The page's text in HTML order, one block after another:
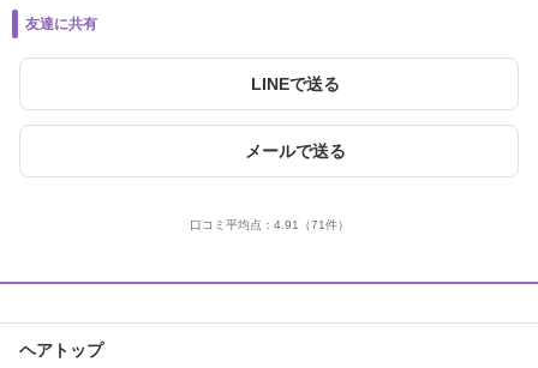
友達に共有
LINEで送る
メールで送る
口コミ平均点： 4.91 （71件）
ヘアトップ